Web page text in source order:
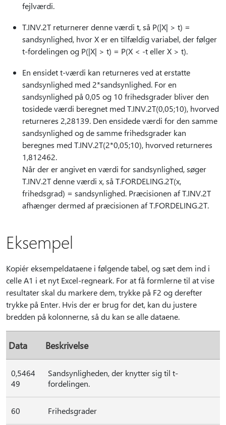
fejlværdi.
T.INV.2T returnerer denne værdi t, så P(|X| > t) =
sandsynlighed, hvor X er en tilfældig variabel, der følger
t-fordelingen og P(|X| > t) = P(X < -t eller X > t).
En ensidet t-værdi kan returneres ved at erstatte
sandsynlighed med 2*sandsynlighed. For en
sandsynlighed på 0,05 og 10 frihedsgrader bliver den
tosidede værdi beregnet med T.INV.2T(0,05;10), hvorved
returneres 2,28139. Den ensidede værdi for den samme
sandsynlighed og de samme frihedsgrader kan
beregnes med T.INV.2T(2*0,05;10), hvorved returneres
1,812462.
Når der er angivet en værdi for sandsynlighed, søger
T.INV.2T denne værdi x, så T.FORDELING.2T(x,
frihedsgrad) = sandsynlighed. Præcisionen af T.INV.2T
afhænger dermed af præcisionen af T.FORDELING.2T.
Eksempel
Kopiér eksempeldataene i følgende tabel, og sæt dem ind i
celle A1 i et nyt Excel-regneark. For at få formlerne til at vise
resultater skal du markere dem, trykke på F2 og derefter
trykke på Enter. Hvis der er brug for det, kan du justere
bredden på kolonnerne, så du kan se alle dataene.
Data Beskrivelse
0,5464
49
Sandsynligheden, der knytter sig til t-
fordelingen.
60 Frihedsgrader